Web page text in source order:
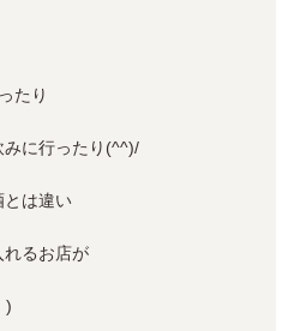
たり
みに行ったり(^^)/
とは違い
れるお店が
)